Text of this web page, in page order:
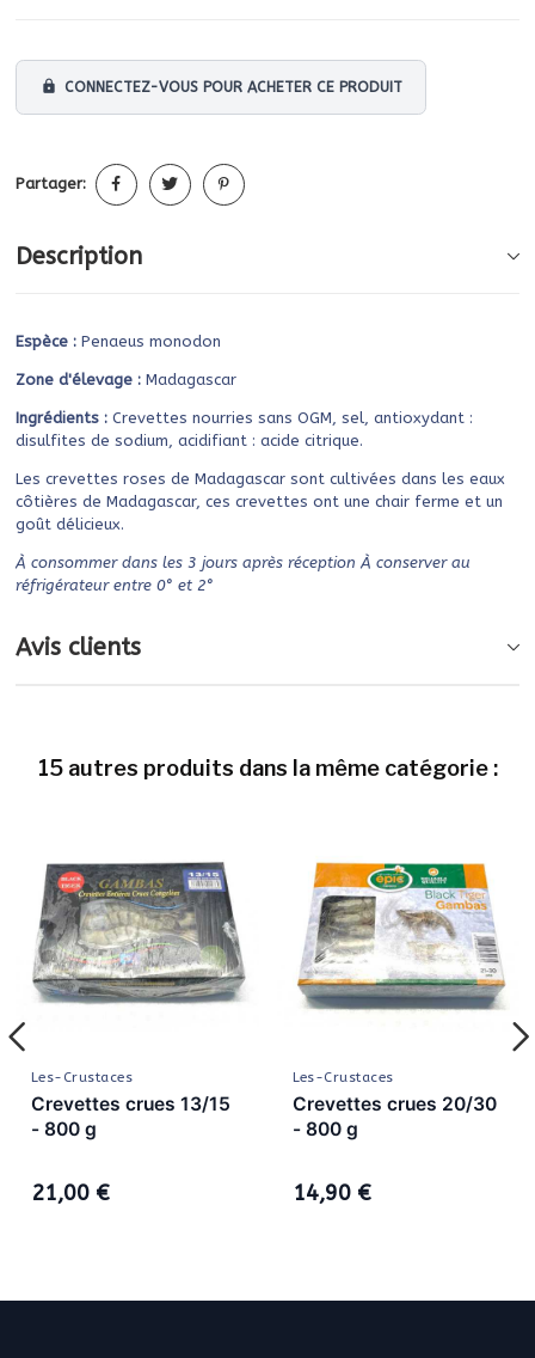
lock CONNECTEZ-VOUS POUR ACHETER CE PRODUIT
Partager:
Description
Espèce : Penaeus monodon
Zone d'élevage : Madagascar
Ingrédients : Crevettes nourries sans OGM, sel, antioxydant :
disulfites de sodium, acidifiant : acide citrique.
Les crevettes roses de Madagascar sont cultivées dans les eaux
côtières de Madagascar, ces crevettes ont une chair ferme et un
goût délicieux.
À consommer dans les 3 jours après réception À conserver au
réfrigérateur entre 0° et 2°
Avis clients
15 autres produits dans la même catégorie :
Les-Crustaces
Crevettes crues 13/15
- 800 g
21,00 €
Les-Crustaces
Crevettes crues 20/30
- 800 g
14,90 €